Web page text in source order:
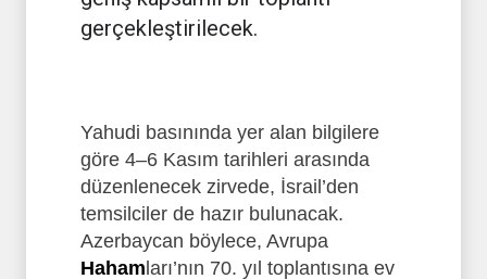
gerçekleştirilecek.
Yahudi basınında yer alan bilgilere
göre 4–6 Kasım tarihleri arasında
düzenlenecek zirvede, İsrail’den
temsilciler de hazır bulunacak.
Azerbaycan böylece, Avrupa
Hahamları’nın 70. yıl toplantısına ev